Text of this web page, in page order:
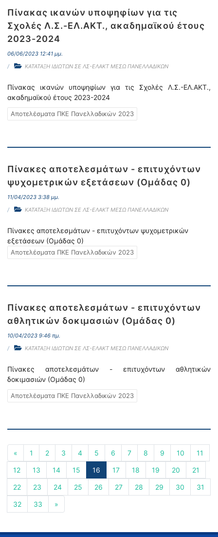
Πίνακας ικανών υποψηφίων για τις
Σχολές Λ.Σ.-ΕΛ.ΑΚΤ., ακαδημαϊκού έτους
2023-2024
06/06/2023 12:41 μμ.
ΚΑΤΑΤΑΞΗ ΙΔΙΩΤΩΝ ΣΕ ΛΣ-ΕΛΑΚΤ ΜΕΣΩ ΠΑΝΕΛΛΑΔΙΚΩΝ
Πίνακας ικανών υποψηφίων για τις Σχολές Λ.Σ.-ΕΛ.ΑΚΤ.,
ακαδημαϊκού έτους 2023-2024
Αποτελέσματα ΠΚΕ Πανελλαδικών 2023
Πίνακες αποτελεσμάτων - επιτυχόντων
ψυχομετρικών εξετάσεων (Ομάδας 0)
11/04/2023 3:38 μμ.
ΚΑΤΑΤΑΞΗ ΙΔΙΩΤΩΝ ΣΕ ΛΣ-ΕΛΑΚΤ ΜΕΣΩ ΠΑΝΕΛΛΑΔΙΚΩΝ
Πίνακες αποτελεσμάτων - επιτυχόντων ψυχομετρικών
εξετάσεων (Ομάδας 0)
Αποτελέσματα ΠΚΕ Πανελλαδικών 2023
Πίνακες αποτελεσμάτων - επιτυχόντων
αθλητικών δοκιμασιών (Ομάδας 0)
10/04/2023 9:46 πμ.
ΚΑΤΑΤΑΞΗ ΙΔΙΩΤΩΝ ΣΕ ΛΣ-ΕΛΑΚΤ ΜΕΣΩ ΠΑΝΕΛΛΑΔΙΚΩΝ
Πίνακες αποτελεσμάτων - επιτυχόντων αθλητικών
δοκιμασιών (Ομάδας 0)
Αποτελέσματα ΠΚΕ Πανελλαδικών 2023
« 1 2 3 4 5 6 7 8 9 10 11
12 13 14 15 16 17 18 19 20 21
22 23 24 25 26 27 28 29 30 31
32 33 »